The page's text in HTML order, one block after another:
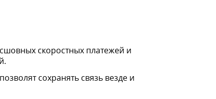
скоростных платежей и
сохранять связь везде и